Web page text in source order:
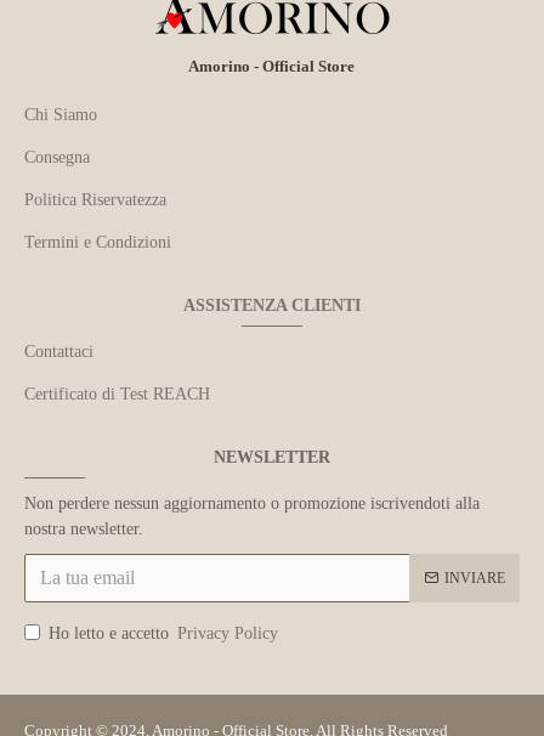
Amorino - Official Store
Chi Siamo
Consegna
Politica Riservatezza
Termini e Condizioni
ASSISTENZA CLIENTI
Contattaci
Certificato di Test REACH
NEWSLETTER
Non perdere nessun aggiornamento o promozione iscrivendoti alla
nostra newsletter.
INVIARE
Ho letto e accetto Privacy Policy
Copyright © 2024, Amorino - Official Store, All Rights Reserved